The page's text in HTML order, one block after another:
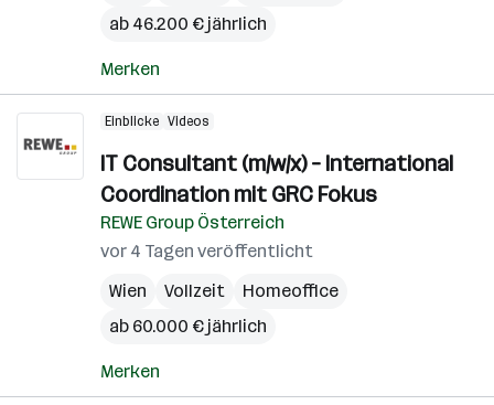
ab 46.200 € jährlich
Merken
Einblicke Videos
IT Consultant (m/w/x) – International
Coordination mit GRC Fokus
REWE Group Österreich
vor 4 Tagen veröffentlicht
Wien
Vollzeit
Homeoffice
ab 60.000 € jährlich
Merken